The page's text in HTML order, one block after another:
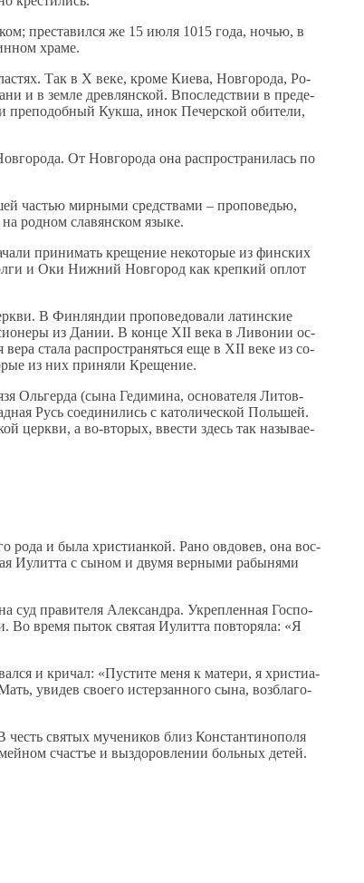
пре­ста­вил­ся же 15 июля 1015 го­да, но­чью, в
хра­ме.
Так в Х ве­ке, кро­ме Ки­е­ва, Нов­го­ро­да, Ро­
и в зем­ле древ­лян­ской. Впо­след­ствии в пре­де­
пре­по­доб­ный Кук­ша, инок Пе­чер­ской оби­те­ли,
От Нов­го­ро­да она рас­про­стра­ни­лась по
ча­стью мир­ны­ми сред­ства­ми – про­по­ве­дью,
род­ном сла­вян­ском язы­ке.
при­ни­мать кре­ще­ние неко­то­рые из фин­ских
и Оки Ниж­ний Нов­го­род как креп­кий оплот
В Фин­лян­дии про­по­ве­до­ва­ли ла­тин­ские
из Да­нии. В кон­це ХII ве­ка в Ли­во­нии ос­
ста­ла рас­про­стра­нять­ся еще в XII ве­ке из со­
из них при­ня­ли Кре­ще­ние.
Оль­гер­да (сы­на Ге­ди­ми­на, ос­но­ва­те­ля Ли­тов­
Русь со­еди­ни­лись с ка­то­ли­че­ской Поль­шей.
церк­ви, а во-вто­рых, вве­сти здесь так на­зы­ва­е­
ро­да и бы­ла хри­сти­ан­кой. Ра­но ов­до­вев, она вос­
Иулит­та с сы­ном и дву­мя вер­ны­ми ра­бы­ня­ми
суд пра­ви­те­ля Алек­сандра. Укреп­лен­ная Гос­по­
Во вре­мя пы­ток свя­тая Иулит­та по­вто­ря­ла: «Я
и кри­чал: «Пу­сти­те ме­ня к ма­те­ри, я хри­сти­а­
уви­дев сво­е­го ис­тер­зан­но­го сы­на, воз­бла­го­
свя­тых му­че­ни­ков близ Кон­стан­ти­но­по­ля
счастъе и вы­здо­ров­ле­нии боль­ных де­тей.